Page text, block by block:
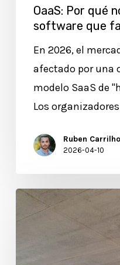
OaaS: Por qué
software que
En 2026, el
afectado por una
modelo SaaS de
Los
Ruben Carrilho
2026-04-10
¿Por